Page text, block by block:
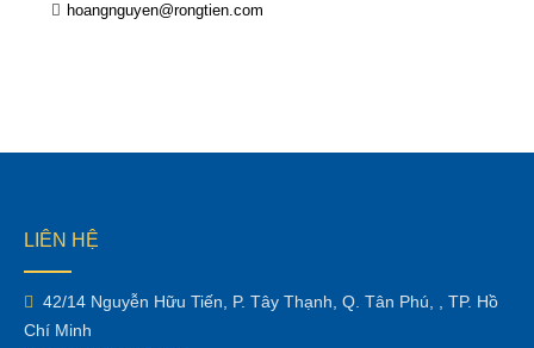
hoangnguyen@rongtien.com
LIÊN HỆ
42/14 Nguyễn Hữu Tiến, P. Tây Thạnh, Q. Tân Phú, , TP. Hồ
Chí Minh